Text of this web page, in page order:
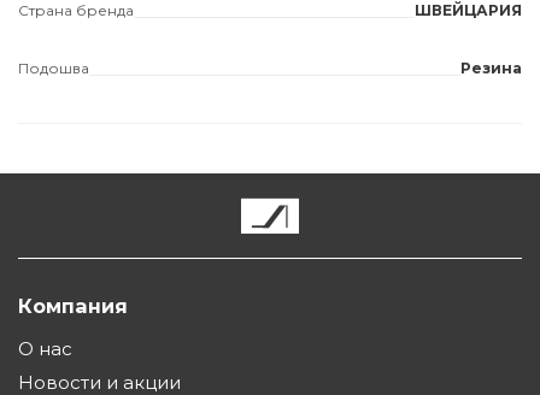
Страна бренда ШВЕЙЦАРИЯ
Подошва Резина
Компания
О нас
Новости и акции